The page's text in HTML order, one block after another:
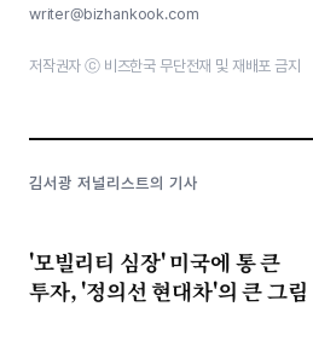
writer@bizhankook.com
저작권자 ⓒ 비즈한국 무단전재 및 재배포 금지
김서광 저널리스트의 기사
'모빌리티 심장' 미국에 통 큰
투자, '정의선 현대차'의 큰 그림